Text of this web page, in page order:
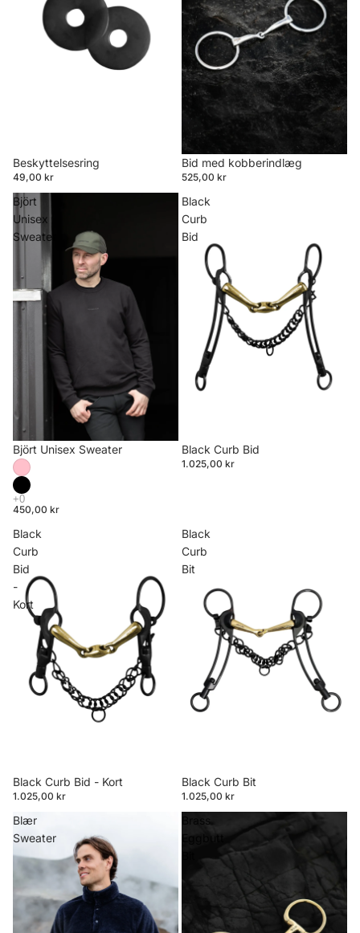
Beskyttelsesring
49,00 kr
Bid med kobberindlæg
525,00 kr
Björt
Unisex
Sweater
Björt Unisex Sweater
450,00 kr
Black
Curb
Bid
Black Curb Bid
1.025,00 kr
Black
Curb
Bid
-
Kort
Black Curb Bid - Kort
1.025,00 kr
Black
Curb
Bit
Black Curb Bit
1.025,00 kr
Blær
Sweater
Brass
Eggbutt